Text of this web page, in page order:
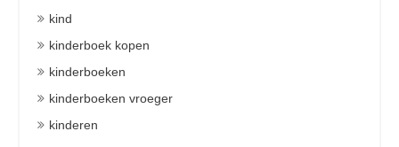
kind
kinderboek kopen
kinderboeken
kinderboeken vroeger
kinderen